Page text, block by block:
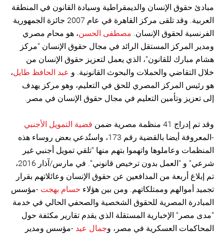
مبادئ حقوق الإنسان والديمقراطية وسيادة القانون في المنطقة
العربية. وقد تلقى مركز القاهرة في عام 2007 جائزة الجمهورية
الفرنسية لحقوق الإنسان. مصطفى الحسن، هو محام مصري
ومدير المركز المستقل الرائد في مجال حقوق الإنسان "مركز
هشام مبارك للقانون"، الذي يعمل لتعزيز حقوق الإنسان من
خلال التقاضي والحملات والبحوث القانونية. و عبد الحافظ طايل،
هو رئيس المركز المصري للحق في التعليم، وهو مركز يهدف
إلى تعزيز وتأمين التعليم في مجال حقوق الإنسان في مصر.
وقد تم إدراج 41 منظمة مصرية ضمن
قضية التمويل الأجنبي
-المعروفة أيضا بالقضية رقم 173، واستُدعي بعض روساء هذه
المنظمات وعاملوها واتهموا بتهم منها "تلقي تمويل أجنبي غير
شرعي" و "العمل بدون ترخيص قانوني". في مارس/آذار 2016،
تم إبلاغ أربعة من المدافعين عن حقوق الإنسان وعائلاتهم بقرار
تجميد أموالهم وممتلكاتهم. ومن بين هؤلاء حسام بهجت -مؤسس
المبادرة المصرية للحقوق الشخصية والصحفي الحالي في خدمة
"مدى مصر" الإخبارية المستقلة الذي يقدم تقارير مكثفة حول
المحاكمات العسكرية في مصر، وجمال عيد -مؤسس ومدير